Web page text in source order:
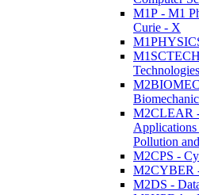
M1P - M1
Curie - X
M2CLEAR
Applications
Pollution
M2CPS -
M2CYBER
M2DS -